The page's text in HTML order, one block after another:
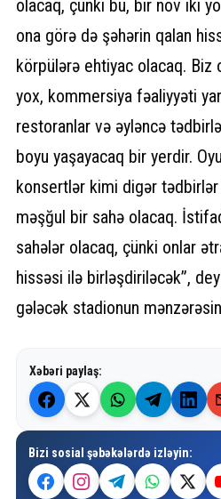
olacaq, çünki bu, bir növ iki
ona görə də şəhərin qalan
körpülərə ehtiyac olacaq. Biz
yox, kommersiya fəaliyyəti
restoranlar və əyləncə
boyu yaşayacaq bir yerdir.
konsertlər kimi digər
məşğul bir sahə olacaq.
sahələr olacaq, çünki onlar
hissəsi ilə birləşdiriləcək”,
gələcək stadionun
Xəbəri paylaş:
Bizi sosial şəbəkələrdə izləyin: